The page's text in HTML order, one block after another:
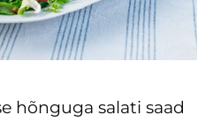
hõnguga salati saad